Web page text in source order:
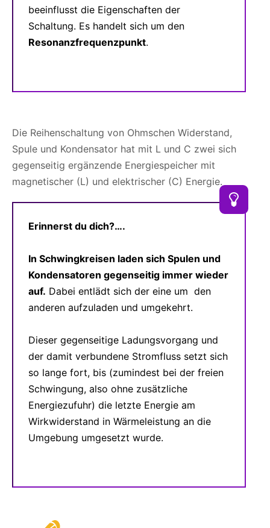
beeinflusst die Eigenschaften der
Schaltung. Es handelt sich um den
Resonanzfrequenzpunkt.
Die Reihenschaltung von Ohmschen Widerstand,
Spule und Kondensator hat mit L und C zwei sich
gegenseitig ergänzende Energiespeicher mit
magnetischer (L) und elektrischer (C) Energie.
Erinnerst du dich?….
In Schwingkreisen laden sich Spulen und
Kondensatoren gegenseitig immer wieder
auf. Dabei entlädt sich der eine um den
anderen aufzuladen und umgekehrt.
Dieser gegenseitige Ladungsvorgang und
der damit verbundene Stromfluss setzt sich
so lange fort, bis (zumindest bei der freien
Schwingung, also ohne zusätzliche
Energiezufuhr) die letzte Energie am
Wirkwiderstand in Wärmeleistung an die
Umgebung umgesetzt wurde.